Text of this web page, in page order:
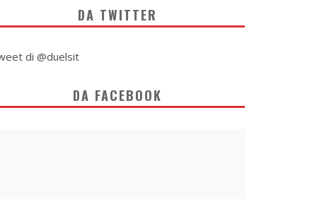
DA TWITTER
di @duelsit
DA FACEBOOK